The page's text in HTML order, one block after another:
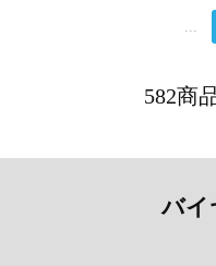
...
582商
バイ